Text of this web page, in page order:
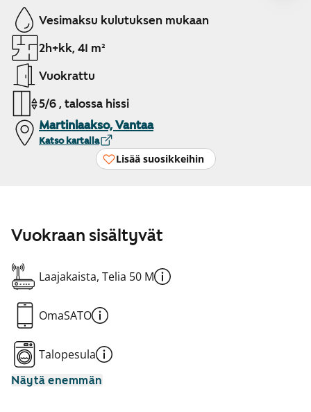
Näytetään dia 1 / 10
Vesimaksu kulutuksen mukaan
2h+kk, 41 m²
Vuokrattu
5/6 , talossa hissi
Martinlaakso, Vantaa
Katso kartalla
Lisää suosikkeihin
Vuokraan sisältyvät
Laajakaista, Telia 50 M
OmaSATO
Talopesula
Näytä enemmän